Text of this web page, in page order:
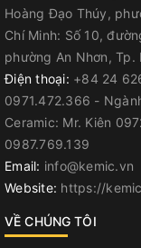
Hoàng Đạo Thúy,
Chí Minh: Số 10,
phường An Nhơn, Tp.
Điện thoại: +84 24
0971.472.366 -
Ceramic: Mr. Kiên
0987.769.139
Email: info@kemic.vn
Website: https://
VỀ CHÚNG TÔI